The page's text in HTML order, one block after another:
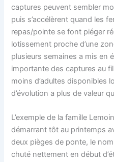
captures peuvent sembler
puis s’accélèrent quand les
repas/pointe se font piéger
lotissement proche d’une
plusieurs semaines a mis en
importante des captures au
moins d’adultes disponibles
d’évolution a plus de valeur
L’exemple de la famille
démarrant tôt au printemps
deux pièges de ponte, le
chuté nettement en début